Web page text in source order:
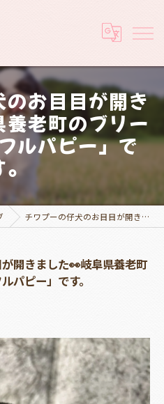
お目目が開き
老町のブリー
ルパピー」で
。
チワプーの仔犬のお目目が開きました👀岐阜県養老町のブリーダー「ワンダフルパピー」です。
開きました👀岐阜県養老町
パピー」です。